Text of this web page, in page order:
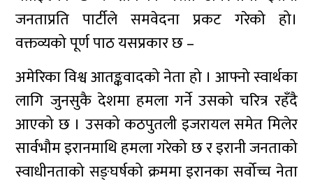
जनताप्रति पार्टीले समवेदना प्रकट गरेको हो।
वक्तव्यको पूर्ण पाठ यसप्रकार छ –
अमेरिका विश्व आतङ्कवादको नेता हो । आफ्नो स्वार्थका
लागि जुनसुकै देशमा हमला गर्ने उसको चरित्र रहँदै
आएको छ । उसको कठपुतली इजरायल समेत मिलेर
सार्वभौम इरानमाथि हमला गरेको छ र इरानी जनताको
स्वाधीनताको सङ्घर्षको क्रममा इरानका सर्वोच्च नेता